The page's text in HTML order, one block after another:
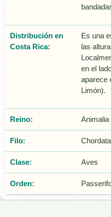
Distribución en
Costa Rica:
Es una
las
en el
aparece
Limón).
Reino: Animalia
Filo: Chordata
Clase: Aves
Orden: